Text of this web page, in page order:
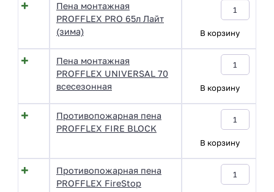
Пена монтажная
PROFFLEX PRO 65л Лайт
(зима)
В корзину
Пена монтажная
PROFFLEX UNIVERSAL 70
всесезонная
В корзину
Противопожарная пена
PROFFLEX FIRE BLOCK
В корзину
Противопожарная пена
PROFFLEX FireStop